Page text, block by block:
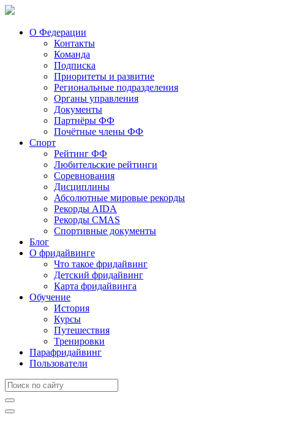
О Федерации
Контакты
Команда
Подписка
Приоритеты и развитие
Региональные подразделения
Органы управления
Документы
Партнёры ФФ
Почётные члены ФФ
Спорт
Рейтинг ФФ
Любительские рейтинги
Соревнования
Дисциплины
Абсолютные мировые рекорды
Рекорды AIDA
Рекорды CMAS
Спортивные документы
Блог
О фридайвинге
Что такое фридайвинг
Детский фридайвинг
Карта фридайвинга
Обучение
История
Курсы
Путешествия
Тренировки
Парафридайвинг
Пользователи